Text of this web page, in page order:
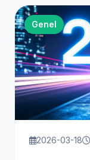
Kurumsal
Genel
2026-03-18